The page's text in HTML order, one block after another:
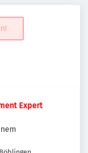
Expert